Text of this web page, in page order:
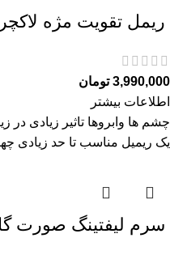
ريمل تقويت مژه
3,990,000 تومان
اطلاعات بیشتر
چشم ها وابروها تاثیر زیادی در
یک ریمیل مناسب تا حد زیادی
سرم ليفتينگ صورت